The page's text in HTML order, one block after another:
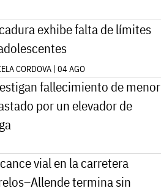
exhibe falta de límites
CORDOVA | 04 AGO
fallecimiento de menor
por un elevador de
vial en la carretera
termina sin